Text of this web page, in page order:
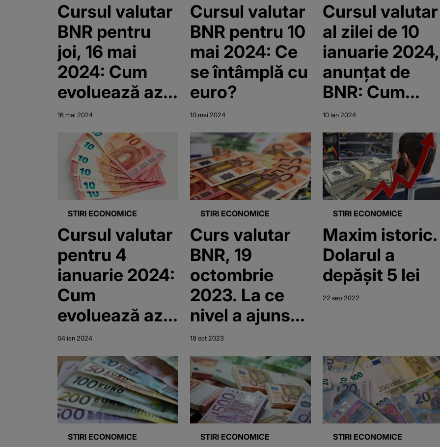
Cursul valutar
BNR pentru
joi, 16 mai
2024: Cum
evoluează azi
euro?
16 mai 2024
Cursul valutar
BNR pentru 10
mai 2024: Ce
se întâmplă cu
euro?
10 mai 2024
Cursul valutar
al zilei de 10
ianuarie 2024,
anunțat de
BNR: Cum
evoluează
euro și
dolarul?
10 ian 2024
STIRI ECONOMICE
Cursul valutar
pentru 4
ianuarie 2024:
Cum
evoluează azi
euro?
04 ian 2024
STIRI ECONOMICE
Curs valutar
BNR, 19
octombrie
2023. La ce
nivel a ajuns
euro în
ultimele 24 de
ore? Ultima
oră
18 oct 2023
STIRI ECONOMICE
Maxim istoric.
Dolarul a
depășit 5 lei
22 sep 2022
STIRI ECONOMICE STIRI ECONOMICE STIRI ECONOMICE